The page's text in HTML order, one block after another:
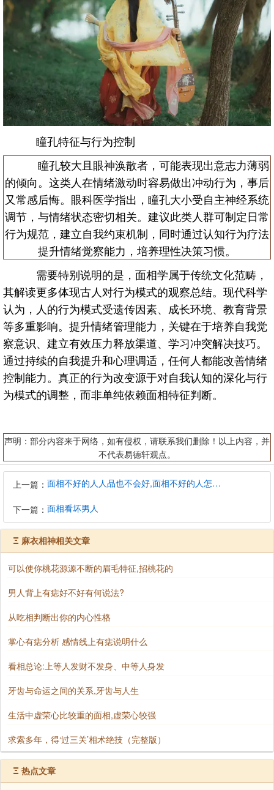
瞳孔特征与行为控制
瞳孔较大且眼神涣散者，可能表现出意志力薄弱
的倾向。这类人在情绪激动时容易做出冲动行为，事后
又常感后悔。眼科医学指出，瞳孔大小受自主神经系统
调节，与情绪状态密切相关。建议此类人群可制定日常
行为规范，建立自我约束机制，同时通过认知行为疗法
提升情绪觉察能力，培养理性决策习惯。
需要特别说明的是，面相学属于传统文化范畴，
其解读更多体现古人对行为模式的观察总结。现代科学
认为，人的行为模式受遗传因素、成长环境、教育背景
等多重影响。提升情绪管理能力，关键在于培养自我觉
察意识、建立有效压力释放渠道、学习冲突解决技巧。
通过持续的自我提升和心理调适，任何人都能改善情绪
控制能力。真正的行为改变源于对自我认知的深化与行
为模式的调整，而非单纯依赖面相特征判断。
声明：部分内容来于网络，如有侵权，请联系我们删除！以上内容，并
不代表易德轩观点。
上一篇： 面相不好的人人品也不会好,面相不好的人怎么办
下一篇： 面相看坏男人
Ξ 麻衣相神相关文章
可以使你桃花源源不断的眉毛特征,招桃花的
男人背上有痣好不好有何说法?
从吃相判断出你的内心性格
掌心有痣分析 感情线上有痣说明什么
​看相总论:上等人发财不发身、中等人身发
牙齿与命运之间的关系,牙齿与人生
生活中虚荣心比较重的面相,虚荣心较强
求索多年，得‘过三关’相术绝技（完整版）
Ξ 热点文章